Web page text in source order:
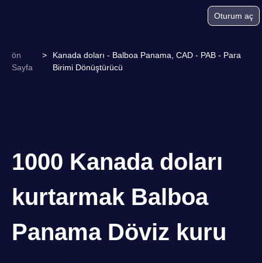
Oturum aç
ön
Sayfa
>
Kanada doları - Balboa Panama, CAD - PAB - Para
Birimi Dönüştürücü
1000 Kanada doları
kurtarmak Balboa
Panama Döviz kuru